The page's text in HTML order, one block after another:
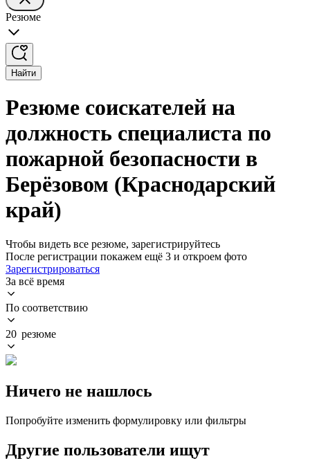
Резюме
Найти
Резюме соискателей на
должность специалиста по
пожарной безопасности в
Берёзовом (Краснодарский
край)
Чтобы видеть все резюме, зарегистрируйтесь
После регистрации покажем ещё 3 и откроем фото
Зарегистрироваться
За всё время
По соответствию
20 резюме
Ничего не нашлось
Попробуйте изменить формулировку или фильтры
Другие пользователи ищут